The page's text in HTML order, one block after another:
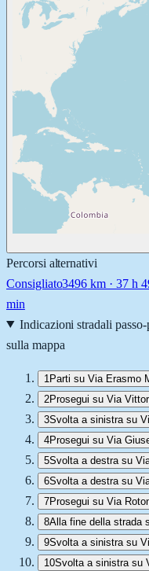
Percorsi alternativi
Consigliato3496 km ·37 h
min
Indicazioni stradali passo-
sulla mappa
1 Parti su Via Erasmo
2Prosegui su Via
3Svolta a sinistra su
4Prosegui su Via
5Svolta a destra su
6Svolta a destra su
7Prosegui su Via
8Alla fine della strada
9Svolta a sinistra su
10Svolta a sinistra su